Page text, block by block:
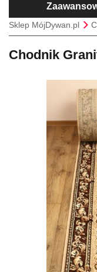
Sklep MójDywan.pl
Chodnik